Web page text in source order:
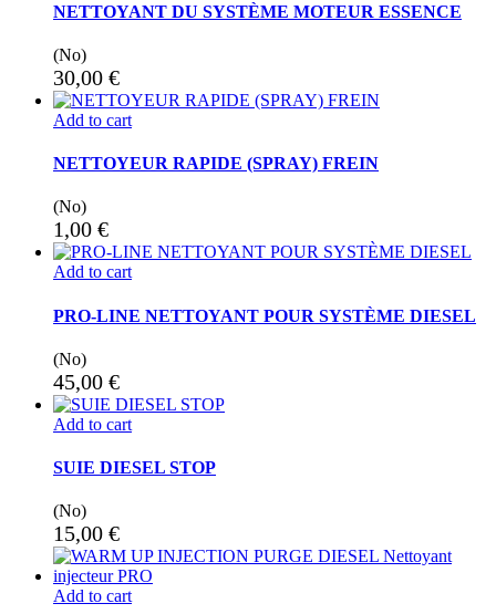
NETTOYANT DU SYSTÈME MOTEUR ESSENCE
(No)
30,00 €
Add to cart
NETTOYEUR RAPIDE (SPRAY) FREIN
(No)
1,00 €
Add to cart
PRO-LINE NETTOYANT POUR SYSTÈME DIESEL
(No)
45,00 €
Add to cart
SUIE DIESEL STOP
(No)
15,00 €
Add to cart